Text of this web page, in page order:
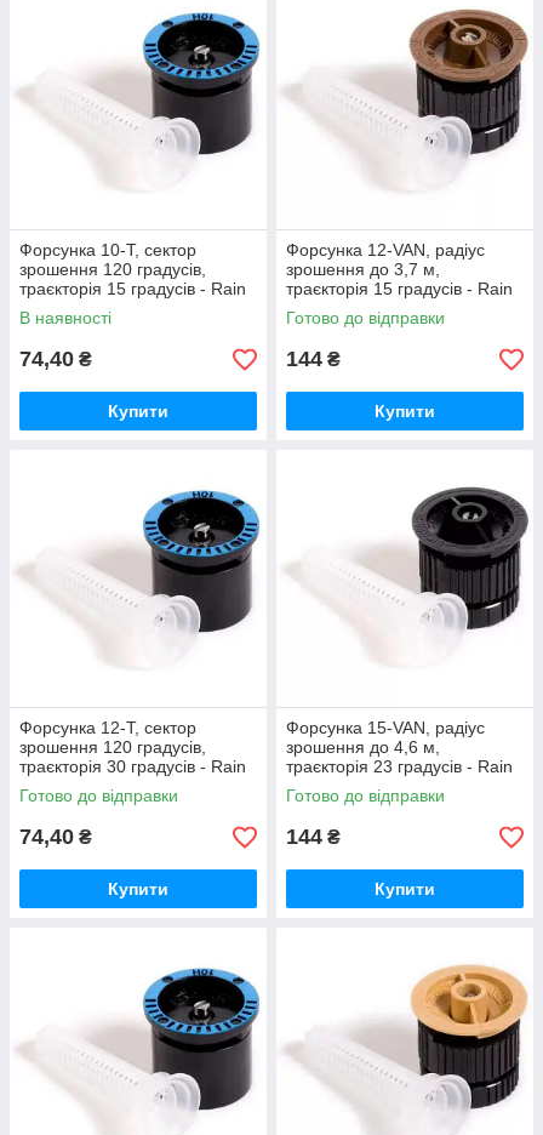
Форсунка 10-T, сектор
зрошення 120 градусів,
траєкторія 15 градусів - Rain
Bird
В наявності
74,40 ₴
Купити
Форсунка 12-VAN, радіус
зрошення до 3,7 м,
траєкторія 15 градусів - Rain
Bird
Готово до відправки
144 ₴
Купити
Форсунка 12-T, сектор
зрошення 120 градусів,
траєкторія 30 градусів - Rain
Bird
Готово до відправки
74,40 ₴
Купити
Форсунка 15-VAN, радіус
зрошення до 4,6 м,
траєкторія 23 градусів - Rain
Bird
Готово до відправки
144 ₴
Купити